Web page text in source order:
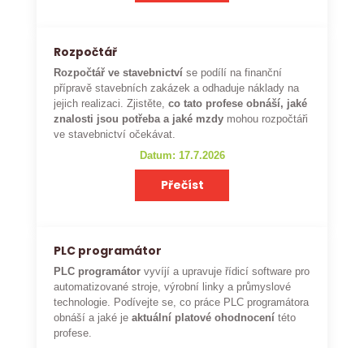
Rozpočtář
Rozpočtář ve stavebnictví se podílí na finanční
přípravě stavebních zakázek a odhaduje náklady na
jejich realizaci. Zjistěte,co tato profese obnáší, jaké
znalosti jsou potřeba a jaké mzdy mohou rozpočtáři
ve stavebnictví očekávat.
Datum: 17.7.2026
Přečíst
PLC programátor
PLC programátor vyvíjí a upravuje řídicí software pro
automatizované stroje, výrobní linky a průmyslové
technologie. Podívejte se, co práce PLC programátora
obnáší a jaké je aktuální platové ohodnocení této
profese.